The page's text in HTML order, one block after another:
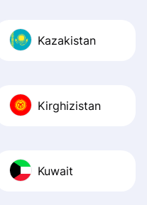
Kazakistan
Kirghizistan
Kuwait